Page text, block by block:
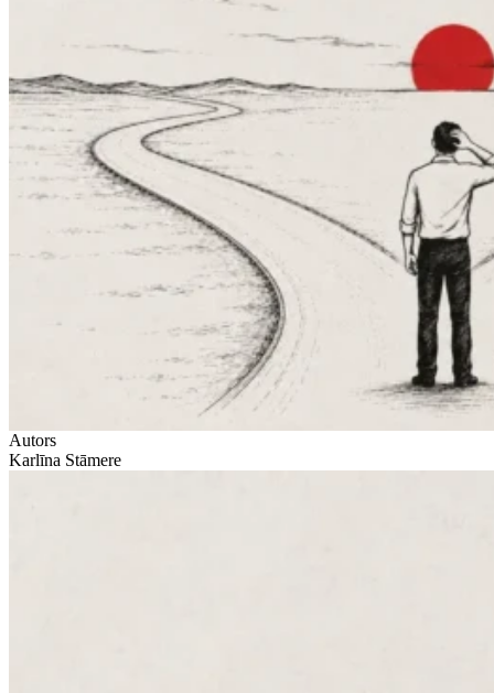
Autors
Karlīna Stāmere